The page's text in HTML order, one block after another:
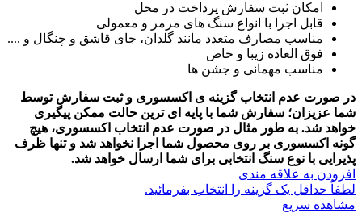
امکان ثبت سفارش پرداخت در محل
قابل اجرا با انواع سنگ های مرمر و معمولی
مناسب مصارف متعدد مانند گلدان، جای قاشق و چنگال و ....
فوق العاده زیبا و خاص
مناسب مهمانی و جشن ها
در صورت عدم انتخاب گزینه ی اکسسوری و ثبت سفارش توسط
شما عزیزان؛ سفارش شما با پایه ای ترین حالت ممکن پیگیری
خواهد شد. به طور مثال در صورت عدم انتخاب اکسسوری، هیچ
گونه اکسسوری بر روی محصول شما اجرا نخواهد شد و تنها ظرف
پذیرایی با نوع سنگ انتخابی برای شما ارسال خواهد شد.
افزودن به علاقه مندی
لطفاٌ حداقل یک گزینه را انتخاب بفرمائید.
مشاهده سریع